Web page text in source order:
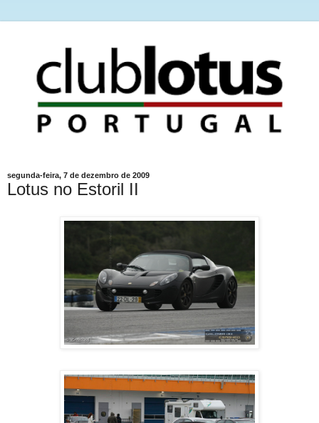
segunda-feira, 7 de dezembro de 2009
Lotus no Estoril II